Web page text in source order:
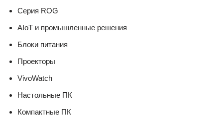
Серия ROG
AIoT и промышленные решения
Блоки питания
Проекторы
VivoWatch
Настольные ПК
Компактные ПК